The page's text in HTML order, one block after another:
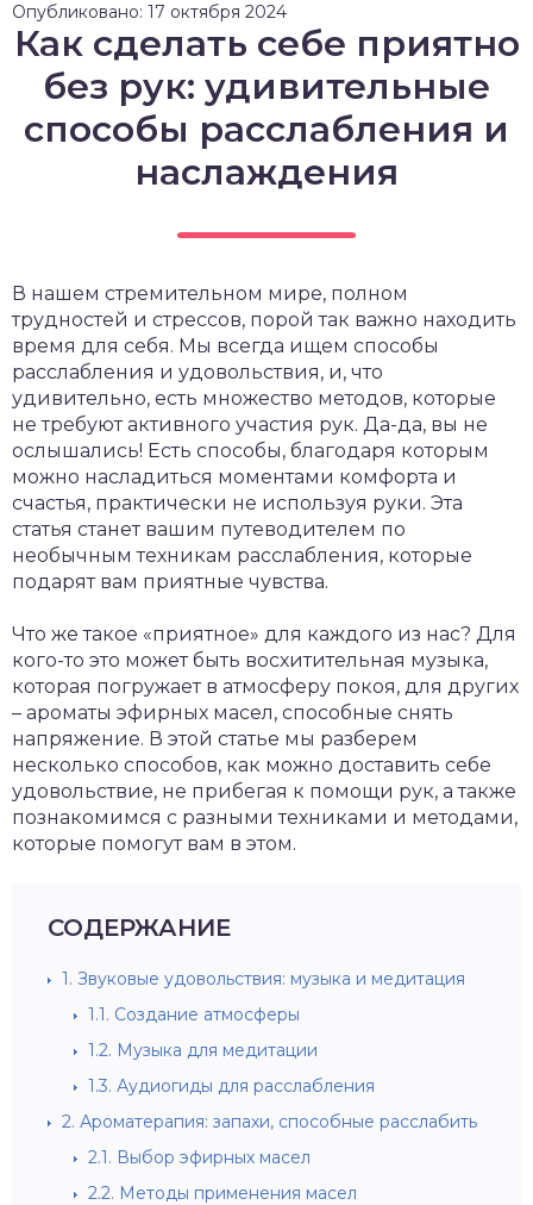
Опубликовано: 17 октября 2024
Как сделать себе приятно
без рук: удивительные
способы расслабления и
наслаждения
В нашем стремительном мире, полном
трудностей и стрессов, порой так важно находить
время для себя. Мы всегда ищем способы
расслабления и удовольствия, и, что
удивительно, есть множество методов, которые
не требуют активного участия рук. Да-да, вы не
ослышались! Есть способы, благодаря которым
можно насладиться моментами комфорта и
счастья, практически не используя руки. Эта
статья станет вашим путеводителем по
необычным техникам расслабления, которые
подарят вам приятные чувства.
Что же такое «приятное» для каждого из нас? Для
кого-то это может быть восхитительная музыка,
которая погружает в атмосферу покоя, для других
– ароматы эфирных масел, способные снять
напряжение. В этой статье мы разберем
несколько способов, как можно доставить себе
удовольствие, не прибегая к помощи рук, а также
познакомимся с разными техниками и методами,
которые помогут вам в этом.
СОДЕРЖАНИЕ
1. Звуковые удовольствия: музыка и медитация
1.1. Создание атмосферы
1.2. Музыка для медитации
1.3. Аудиогиды для расслабления
2. Ароматерапия: запахи, способные расслабить
2.1. Выбор эфирных масел
2.2. Методы применения масел